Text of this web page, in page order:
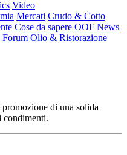
Video
Mercati Crudo & Cotto
Cose da sapere OOF News
Forum Olio & Ristorazione
di una solida
condimenti.